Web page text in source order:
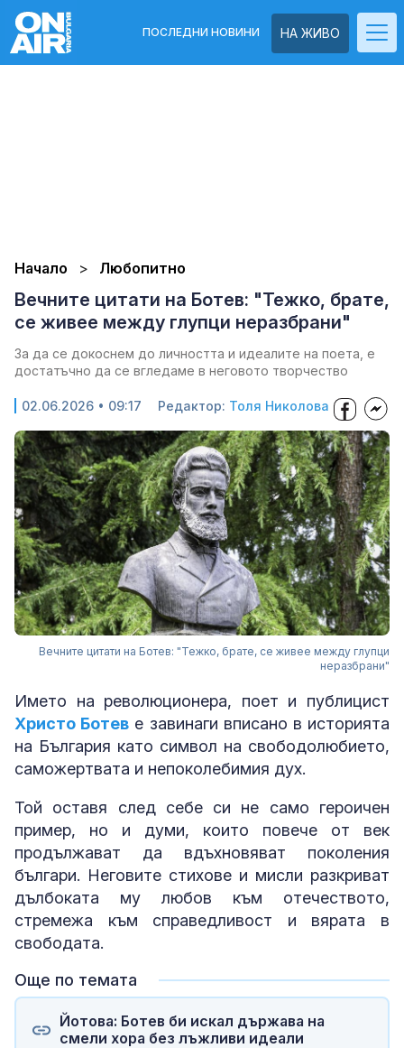
НА ЖИВО
ПОСЛЕДНИ НОВИНИ
Начало Любопитно
Вечните цитати на Ботев: "Тежко, брате,
се живее между глупци неразбрани"
За да се докоснем до личността и идеалите на поета, е
достатъчно да се вгледаме в неговото творчество
02.06.2026 • 09:17 Редактор: Толя Николова
Вечните цитати на Ботев: "Тежко, брате, се живее между глупци
неразбрани"
Името на революционера, поет и публицист
Христо Ботев е завинаги вписано в историята
на България като символ на свободолюбието,
саможертвата и непоколебимия дух.
Той оставя след себе си не само героичен
пример, но и думи, които повече от век
продължават да вдъхновяват поколения
българи. Неговите стихове и мисли разкриват
дълбоката му любов към отечеството,
стремежа към справедливост и вярата в
свободата.
Още по темата
Йотова: Ботев би искал държава на
смели хора без лъжливи идеали